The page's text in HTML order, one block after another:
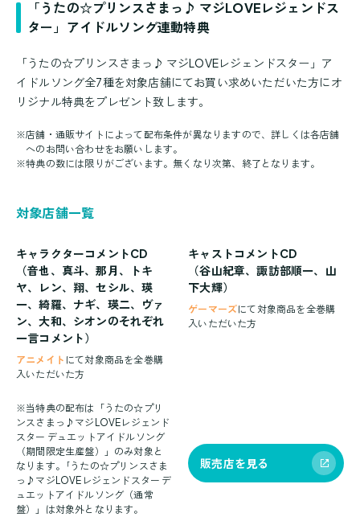
「うたの☆プリンスさまっ♪ マジLOVEレジェンドス
ター」アイドルソング連動特典
「うたの☆プリンスさまっ♪ マジLOVEレジェンドスター」ア
イドルソング全7種を対象店舗にてお買い求めいただいた方にオ
リジナル特典をプレゼント致します。
※店舗・通販サイトによって配布条件が異なりますので、詳しくは各店舗
へのお問い合わせをお願いします。
※特典の数には限りがございます。無くなり次第、終了となります。
対象店舗一覧
キャラクターコメントCD
（音也、真斗、那月、トキ
ヤ、レン、翔、セシル、瑛
一、綺羅、ナギ、瑛二、ヴァ
ン、大和、シオンのそれぞれ
一言コメント）
アニメイト にて対象商品を全巻購
入いただいた方
※当特典の配布は「うたの☆プリ
ンスさまっ♪マジLOVEレジェンド
スター デュエットアイドルソング
（期間限定生産盤）」のみ対象と
なります。｢うたの☆プリンスさま
っ♪マジLOVEレジェンドスター デ
ュエットアイドルソング（通常
盤）」は対象外となります。
キャストコメントCD
（谷山紀章、諏訪部順一、山
下大輝）
ゲーマーズにて対象商品を全巻購
入いただいた方
販売店を見る